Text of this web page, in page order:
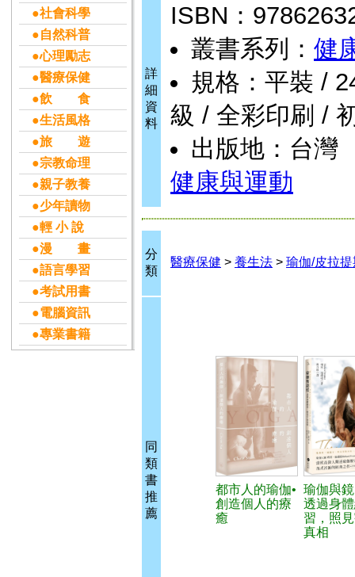
●社會科學
●自然科普
●心理勵志
●醫療保健
●飲 食
●生活風格
●旅 遊
●宗教命理
●親子教養
●少年讀物
●輕 小 說
●漫 畫
●語言學習
●考試用書
●電腦資訊
●專業書籍
詳
細
資
料
ISBN：
叢書系列： 健
規格：平裝 /
級 / 全彩印刷 /
出版地：台灣
健康與運動
分
類
醫療保健 > 養生法 > 瑜伽/皮拉
同
類
書
推
薦
都市人的瑜伽•
創造個人的療
癒
瑜伽與
透過身
習，照
真相